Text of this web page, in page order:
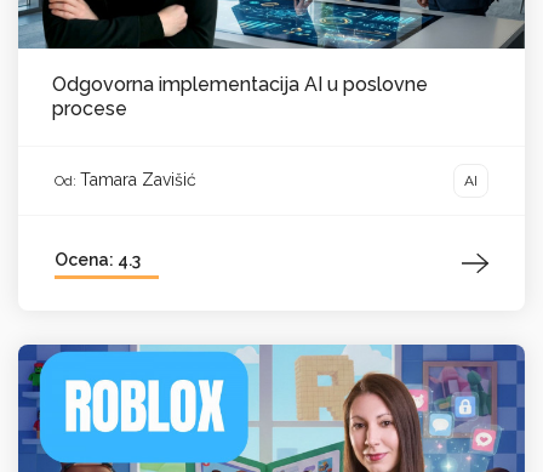
Odgovorna implementacija AI u poslovne
procese
Od: Tamara Zavišić AI
Ocena: 4.3